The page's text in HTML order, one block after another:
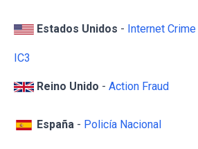
Estados Unidos - Internet
IC3
Reino Unido - Action Fraud
España - Policía Nacional